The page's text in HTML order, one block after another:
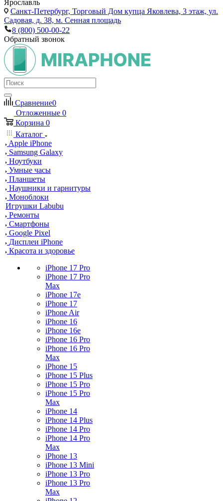
Ярославль
Санкт-Петербург, Торговый Дом купца Яковлева, 3 этаж, ул.
Садовая, д. 38, м. Сенная площадь
8 (800) 500-00-22
Обратный звонок
Сравнение0
Отложенные 0
Корзина 0
Каталог
Apple iPhone
Samsung Galaxy
Ноутбуки
Умные часы
Планшеты
Наушники и гарнитуры
Моноблоки
Игрушки Labubu
Ремонты
Смартфоны
Google Pixel
Дисплеи iPhone
Красота и здоровье
iPhone 17 Pro
iPhone 17 Pro
Max
iPhone 17e
iPhone 17
iPhone Air
iPhone 16
iPhone 16e
iPhone 16 Pro
iPhone 16 Pro
Max
iPhone 15
iPhone 15 Plus
iPhone 15 Pro
iPhone 15 Pro
Max
iPhone 14
iPhone 14 Plus
iPhone 14 Pro
iPhone 14 Pro
Max
iPhone 13
iPhone 13 Mini
iPhone 13 Pro
iPhone 13 Pro
Max